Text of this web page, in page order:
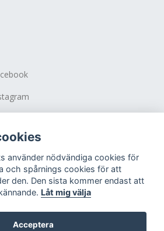
använder nödvändiga cookies för
och spårnings cookies för att
den. Den sista kommer endast att
Låt mig välja
Acceptera